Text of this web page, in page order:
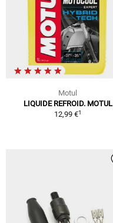
Motul
LIQUIDE REFROID. MOTUL
12,99 €1